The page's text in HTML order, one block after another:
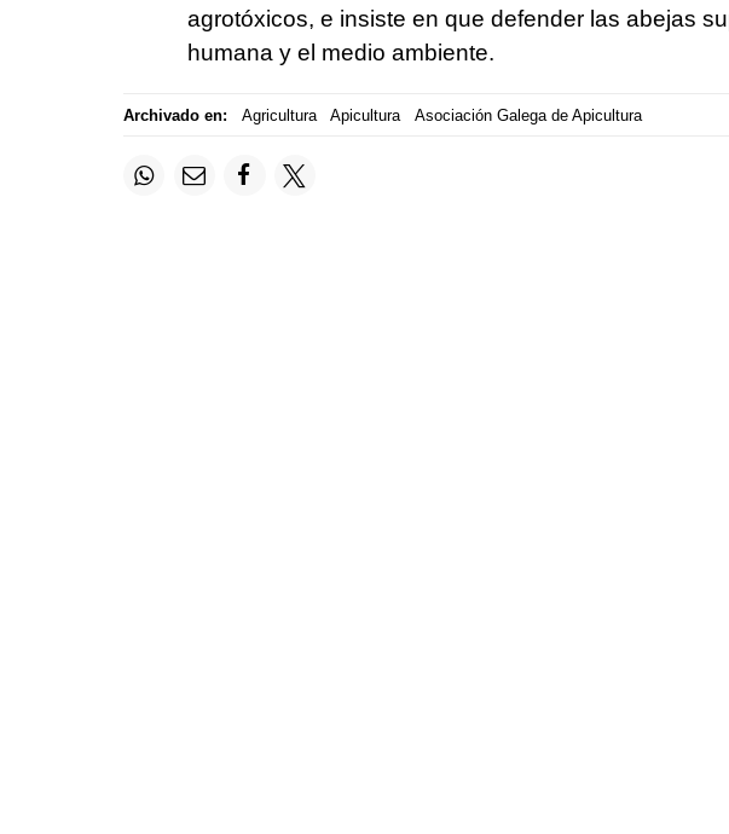
agrotóxicos, e insiste en que defender las abejas
humana y el medio ambiente.
Archivado en: Agricultura Apicultura Asociación Galega de Apicultura